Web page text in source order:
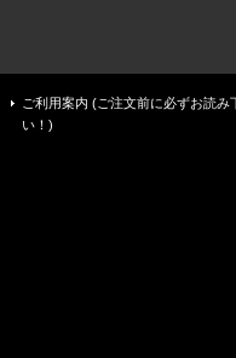
ご利用案内 (ご注文前に必ずお読み
い！)